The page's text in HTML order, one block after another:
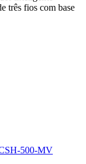
três fios com base
500-MV